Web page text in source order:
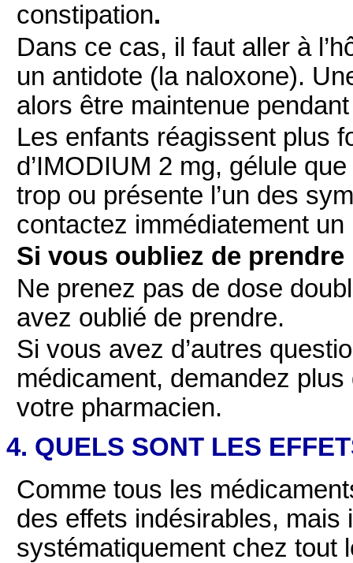
constipation.
Dans ce cas, il faut aller à
un antidote (la naloxone).
alors être maintenue
Les enfants réagissent plus
d’IMODIUM 2 mg, gélule
trop ou présente l’un des
contactez immédiatement un
Si vous oubliez de prendre
Ne prenez pas de dose
avez oublié de prendre.
Si vous avez d’autres
médicament, demandez
votre pharmacien.
4. QUELS SONT LES
Comme tous les
des effets indésirables, mais
systématiquement chez tout